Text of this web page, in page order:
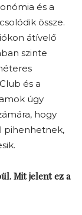
és a
össze.
átívelő
szinte
és a
úgy
hogy
pihenhetnek,
Mit jelent ez a